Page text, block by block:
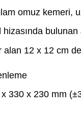
omuz kemeri,
alan 12 x 12 cm
330 x 230 mm